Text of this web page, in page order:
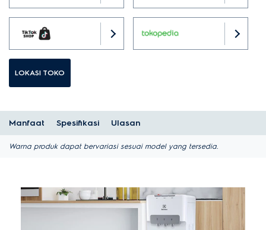
LOKASI TOKO
Manfaat Spesifikasi Ulasan
Warna produk dapat bervariasi sesuai model yang tersedia.